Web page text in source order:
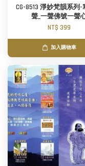
CG-8513 淨妙梵韻系列
聲_一聲佛號一聲
NT$ 399
加入購物車